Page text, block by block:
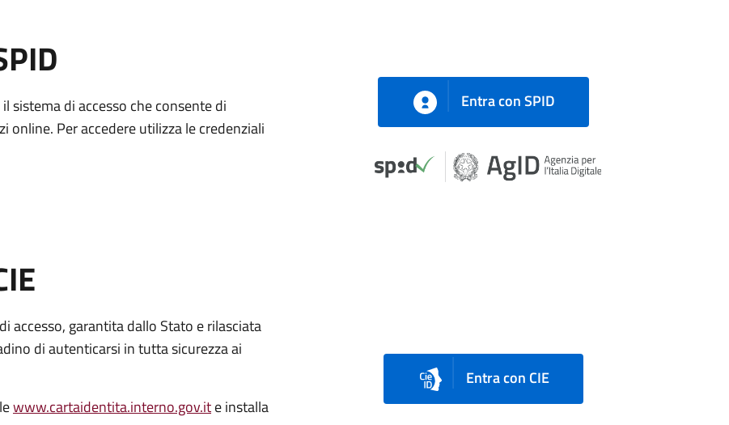
sistema di accesso che consente di
Per accedere utilizza le credenziali
Entra con SPID
accesso, garantita dallo Stato e rilasciata
di autenticarsi in tutta sicurezza ai
www.cartaidentita.interno.gov.ite installa
Entra con CIE